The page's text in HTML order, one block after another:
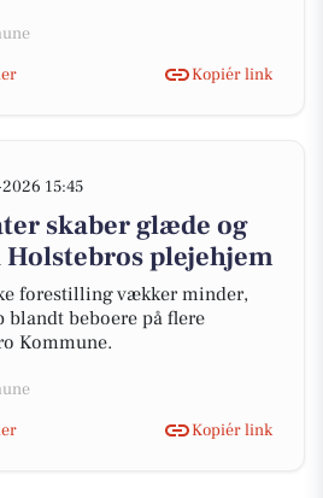
Kopiér link
15:45
skaber glæde og
plejehjem
forestilling vækker minder,
beboere på flere
Kommune.
Kopiér link